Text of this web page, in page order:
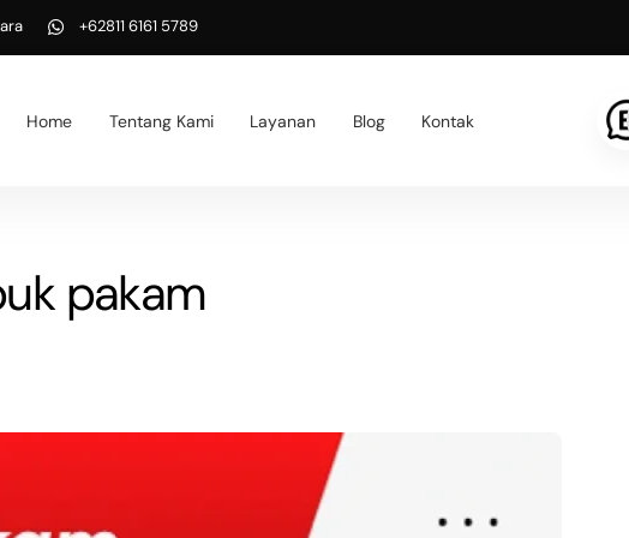
+62811 6161 5789
Home Tentang Kami Layanan Blog Kontak
pakam